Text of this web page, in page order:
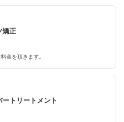
矯正
金を頂きます。
トリートメント